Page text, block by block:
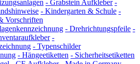
- Grabstein Aufkleber -
- Kindergarten & Schule -
Vorschriften
- Drehrichtungspfeile -
-
- Typenschilder
- Hängeetiketten - Sicherheitsetiketten